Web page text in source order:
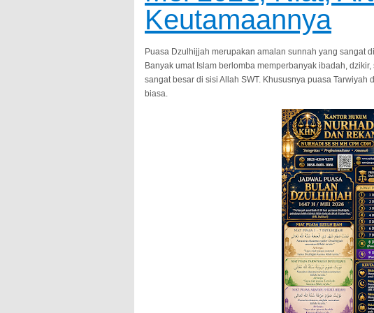
Keutamaannya
Puasa Dzulhijjah merupakan amalan sunnah yang sangat
Banyak umat Islam berlomba memperbanyak ibadah,
sangat besar di sisi Allah SWT. Khususnya puasa
biasa.